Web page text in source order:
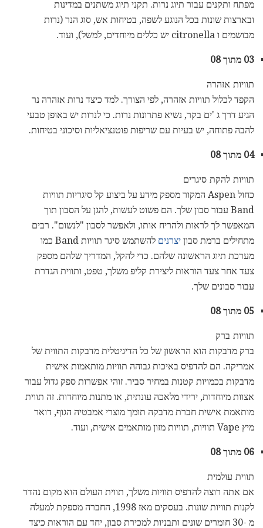
מפתח ותקנים עבור תיוג נרות. תקני תיוג משתנים במדינות
ובארצות שונות בכל הנוגע לשפה, בטיחות אש, סוג הנר (נרות
מבושמים ו citronella יש כללים מיוחדים, למשל), ועוד.
03 מתוך 08
תוויות אזהרה
הקפד לכלול תוויות אזהרה, לפי הצורך. למד כיצד נרות אזהרה נר
הגיע דרך ג 'ים בקר, נשיא פתרונות נרות. כי לנרות יש באופן טבעי
להבה פתוחה, יש בעיות עם שריפות פוטנציאליות וסיכוני בטיחות.
04 מתוך 08
תוויות להקת סיגרים
כחול Aspen המקור מספק מידע על ביצוע קל סיגריות תוויות
Band עבור סבון שלך. הם פשוט לעשות, להגן על הסבון תוך
המאפשר לך לראות ולהריח אותו, ולאפשר לסבון "לנשום". רבים
מתחילים ברמת סבון יצרנים
להשתמש סיגר תוויות Band כמו
מערכת תיוג הראשונה שלהם. כדי להקל, המדריך שלהם מספק
צעד אחר צעד הוראות ליצירת קליפ משלך, טפט, ותווית הגדרת
עבור סבונים שלך.
05 מתוך 08
תוויות ברק
ברק מדבקות הוא הראשון של כל הדיגיטלית מדבקות התווית של
אמריקה. הם להדפיס באיכות גבוהה תוויות מותאמות אישית
מדבקות בכמויות קטנות במחיר סביר. זוהי אפשרות ספק גדול עבור
אצוות מיוחדות, ירידי מלאכה עונתית, או מתנות מיוחדות. זה תווית
מותאמת אישית חברת מדבקה תומך מוצרי אמבטיה הגוף, דואר
מיץ Vape תוויות, תוויות מזון מותאמים אישית, ועוד.
06 מתוך 08
תווית עולמית
אם אתה רוצה להדפיס תוויות משלך, תווית העולם הוא מקום נהדר
לקנות תוויות שונות. בעסקים מאז 1998, החברה מספקת למעלה
מ -30 חומרים שונים ותבניות למכירת סבון, יחד עם הוראות כיצד